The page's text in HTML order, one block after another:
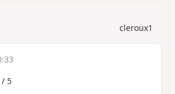
cleroux1
/ 5